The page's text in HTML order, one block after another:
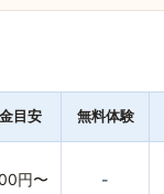
目安 無料体験
円〜 -